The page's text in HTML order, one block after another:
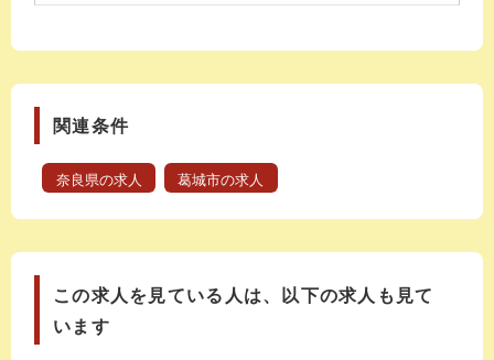
関連条件
奈良県の求人 葛城市の求人
この求人を見ている人は、以下の求人も見て
います